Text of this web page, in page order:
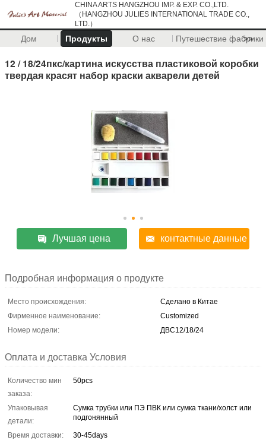
CHINA ARTS HANGZHOU IMP. & EXP. CO.,LTD.
（HANGZHOU JULIES INTERNATIONAL TRADE CO.,
LTD.）
Дом Продукты О нас Путешествие фабрики
>>
12 / 18/24пкс/картина искусства пластиковой коробки
твердая красят набор краски акварели детей
Лучшая цена контактные данные
Подробная информация о продукте
Место происхождения:
Сделано в Китае
Фирменное наименование:
Customized
Номер модели:
ДВС12/18/24
Оплата и доставка Условия
Количество мин
заказа:
50pcs
Упаковывая
детали:
Сумка трубки или ПЭ ПВК или сумка ткани/холст или
подгонянный
Время доставки:
30-45days